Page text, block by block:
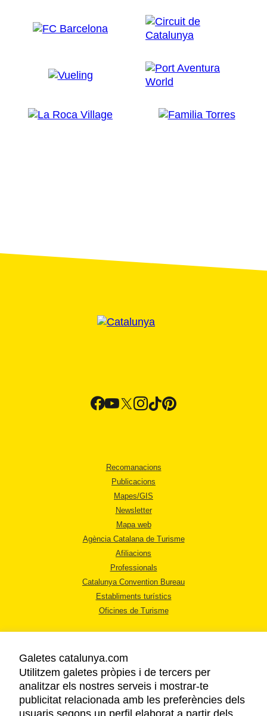
Recomanacions
Publicacions
Mapes/GIS
Newsletter
Mapa web
Agència Catalana de Turisme
Afiliacions
Professionals
Catalunya Convention Bureau
Establiments turístics
Oficines de Turisme
AVÍS LEGAL
POLÍTICA DE PRIVACITAT
Galetes catalunya.com
Utilitzem galetes pròpies i de tercers per
analitzar els nostres serveis i mostrar-te
publicitat relacionada amb les preferències dels
usuaris segons un perfil elaborat a partir dels